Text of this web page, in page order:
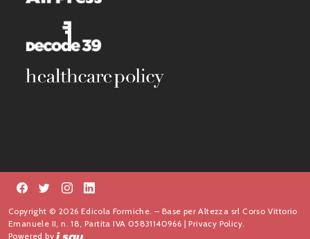
Copyright © 2026 Edicola Formiche. – Base per Altezza srl Corso Vittorio
Emanuele II, n. 18, Partita IVA 05831140966 |Privacy Policy.
Powered by